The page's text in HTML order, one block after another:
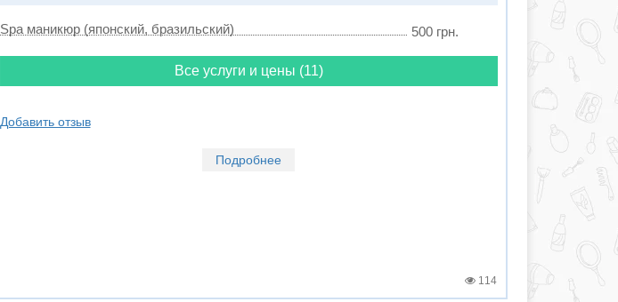
Spa маникюр (японский, бразильский) 500 грн.
Все услуги и цены (11)
Добавить отзыв
Подробнее
114